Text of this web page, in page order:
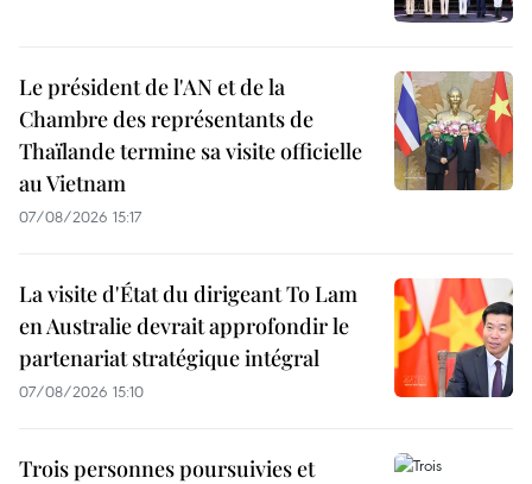
Le président de l'AN et de la
Chambre des représentants de
Thaïlande termine sa visite officielle
au Vietnam
07/08/2026 15:17
La visite d'État du dirigeant To Lam
en Australie devrait approfondir le
partenariat stratégique intégral
07/08/2026 15:10
Trois personnes poursuivies et